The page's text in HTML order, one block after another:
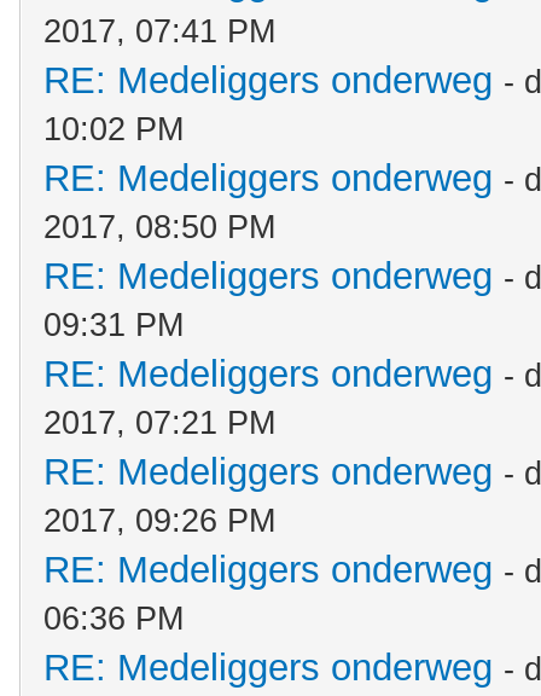
2017, 07:41 PM
RE: Medeliggers onderweg -
10:02 PM
RE: Medeliggers onderweg -
2017, 08:50 PM
RE: Medeliggers onderweg -
09:31 PM
RE: Medeliggers onderweg -
2017, 07:21 PM
RE: Medeliggers onderweg -
2017, 09:26 PM
RE: Medeliggers onderweg -
06:36 PM
RE: Medeliggers onderweg -